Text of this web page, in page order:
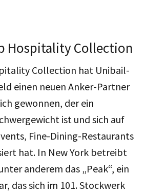
Hospitality Collection
Collection hat Unibail-
einen neuen Anker-Partner
gewonnen, der ein
ist und sich auf
Fine-Dining-Restaurants
hat. In New York betreibt
anderem das „Peak“, ein
das sich im 101. Stockwerk